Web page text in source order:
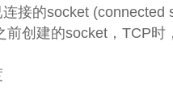
接的socket (connected
前创建的socket，TCP时